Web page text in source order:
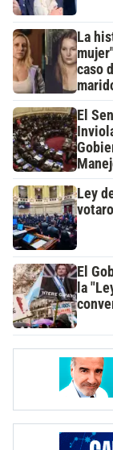
La
caso
El
Ley
El
la